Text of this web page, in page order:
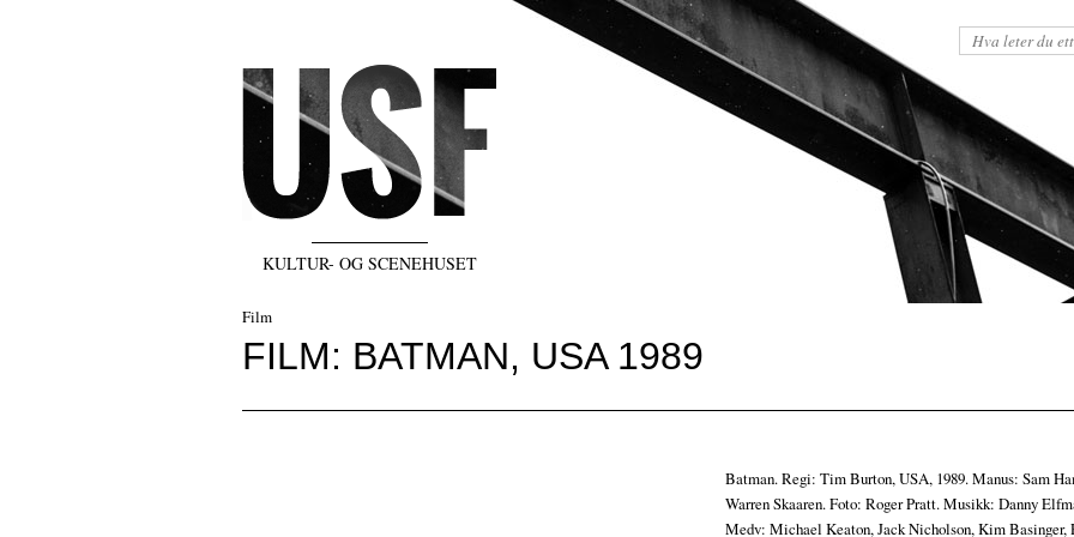
KULTUR- OG SCENEHUSET
Film
FILM: BATMAN, USA 1989
Batman. Regi: Tim Burton, USA, 1989. Manus: Sam
Warren Skaaren. Foto: Roger Pratt. Musikk: Danny
Medv: Michael Keaton, Jack Nicholson, Kim Basinger,